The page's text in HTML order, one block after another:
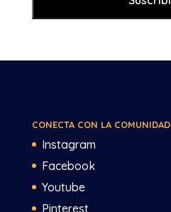
CONECTA CON LA COMUNIDAD
Instagram
Facebook
Youtube
Pinterest